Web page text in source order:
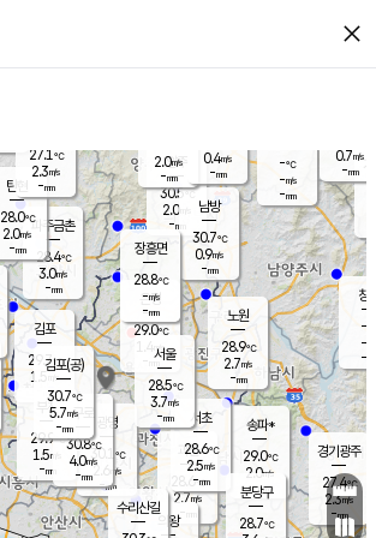
close
양주
30.5℃
2.0
-mm
과천
28.6℃
2.7m/s
- mm
경기광주
27.4℃
2.3m/s
-mm
파주금촌
28.4℃
3.0m/s
-mm
-℃
-m/s
-mm
창
-
-m/
-
탄현
28.0℃
2.0m/s
-mm
0.7m/s
-mm
의왕
김포
29.7℃
1.5 m/s
mm
광명
30.1
℃
2.6 m/s
-mm
부천
29.9℃
1.5m/s
-mm
구로
30.8℃
4.0m/s
-mm
은평
29.0℃
1.4 m/s
- mm
노원
28.9℃
2.7m/s
-mm
송파*
29.0℃
2.0m/s
-mm
서초
28.6℃
2.5m/s
-mm
남방
30.7℃
0.9m/s
-mm
수리산길
분당구
28.7℃
장흥면
28.8℃
-m/s
-mm
2.0m/s
-mm
김포(공)
30.7℃
5.7m/s
-mm
서울
28.5℃
3.7m/s
-mm
27.1℃
2.3m/s
-mm
0.4m/s
-mm